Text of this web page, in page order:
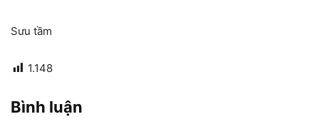
Sưu tầm
1.148
Bình luận